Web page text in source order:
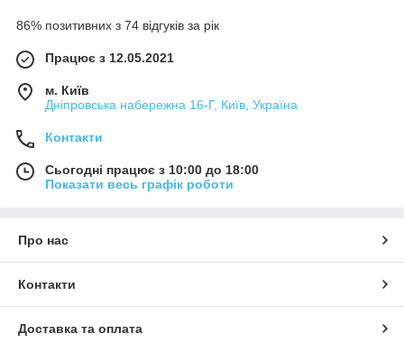
86% позитивних з 74 відгуків за рік
Працює з 12.05.2021
м. Київ
Дніпровська набережна 16-Г, Київ, Україна
Контакти
Сьогодні працює з 10:00 до 18:00
Показати весь графік роботи
Про нас
Контакти
Доставка та оплата